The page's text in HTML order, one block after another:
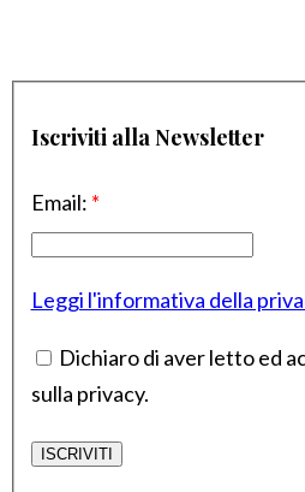
Iscriviti alla Newsletter
Email: *
Leggi l'informativa della
Dichiaro di aver letto ed
sulla privacy.